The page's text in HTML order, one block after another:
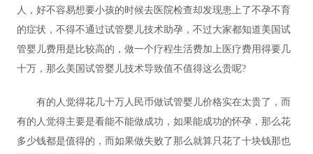
人，好不容易想要小孩的时候去医院检查却发现患上了不孕不育
的症状，不得不通过试管婴儿技术助孕，不过大家都知道美国试
管婴儿费用是比较高的，做一个疗程生活费加上医疗费用得要几
十万，那么美国试管婴儿技术导致值不值得这么贵呢?
有的人觉得花几十万人民币做试管婴儿价格实在太贵了，而
有的人觉得主要是看能不能做成功，如果能成功的怀孕，那么花
多少钱都是值得的，而如果做失败了那么就算只花了十块钱那也